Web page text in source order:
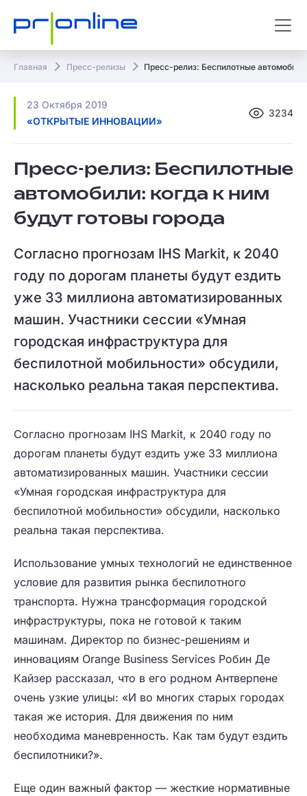
Главная Пресс-релизы Пресс-релиз: Беспилотные
23 Октября 2019
«ОТКРЫТЫЕ ИННОВАЦИИ»
3234
Пресс-релиз: Беспилотные
автомобили: когда к ним
будут готовы города
Согласно прогнозам IHS Markit, к 2040
году по дорогам планеты будут ездить
уже 33 миллиона автоматизированных
машин. Участники сессии «Умная
городская инфраструктура для
беспилотной мобильности» обсудили,
насколько реальна такая перспектива.
Согласно прогнозам IHS Markit, к 2040 году по
дорогам планеты будут ездить уже 33 миллиона
автоматизированных машин. Участники сессии
«Умная городская инфраструктура для
беспилотной мобильности» обсудили, насколько
реальна такая перспектива.
Использование умных технологий не единственное
условие для развития рынка беспилотного
транспорта. Нужна трансформация городской
инфраструктуры, пока не готовой к таким
машинам. Директор по бизнес-решениям и
инновациям Orange Business Services Робин Де
Кайзер рассказал, что в его родном Антверпене
очень узкие улицы: «И во многих старых городах
такая же история. Для движения по ним
необходима маневренность. Как там будут ездить
беспилотники?».
Еще один важный фактор — жесткие нормативные